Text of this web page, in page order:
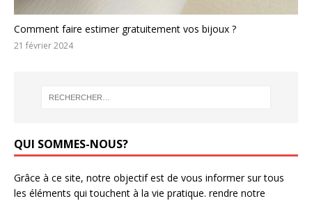
Comment faire estimer gratuitement vos bijoux ?
21 février 2024
QUI SOMMES-NOUS?
Grâce à ce site, notre objectif est de vous informer sur tous
les éléments qui touchent à la vie pratique. rendre notre